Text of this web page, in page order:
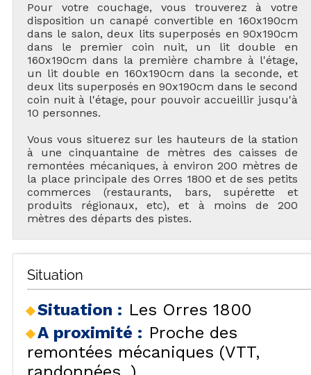
Pour votre couchage, vous trouverez à votre
disposition un canapé convertible en 160x190cm
dans le salon, deux lits superposés en 90x190cm
dans le premier coin nuit, un lit double en
160x190cm dans la première chambre à l'étage,
un lit double en 160x190cm dans la seconde, et
deux lits superposés en 90x190cm dans le second
coin nuit à l'étage, pour pouvoir accueillir jusqu'à
10 personnes.
Vous vous situerez sur les hauteurs de la station
à une cinquantaine de mètres des caisses de
remontées mécaniques, à environ 200 mètres de
la place principale des Orres 1800 et de ses petits
commerces (restaurants, bars, supérette et
produits régionaux, etc), et à moins de 200
mètres des départs des pistes.
Situation
Situation : Les Orres 1800
A proximité : Proche des
remontées mécaniques (VTT,